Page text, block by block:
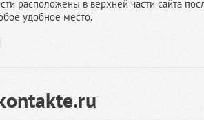
расположены в верхней части сайта
удобное место.